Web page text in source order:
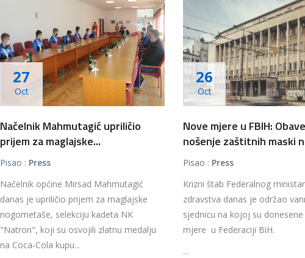
27
Oct
Načelnik Mahmutagić upriličio
prijem za maglajske...
Pisao : Press
Načelnik općine Mirsad Mahmutagić
danas je upriličio prijem za maglajske
nogometaše, selekciju kadeta NK
"Natron", koji su osvojili zlatnu medalju
na Coca-Cola kupu...
26
Oct
Nove mjere u FBIH:
nošenje zaštitnih maski
Pisao : Press
Krizni štab Federalnog
zdravstva danas je održao
sjednicu na kojoj su
mjere u Federaciji BiH.
...